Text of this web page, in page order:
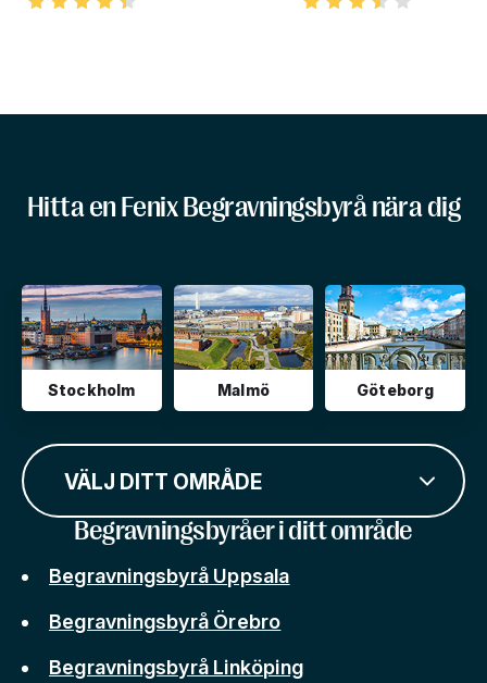
Hitta en Fenix Begravningsbyrå nära dig
Stockholm Malmö Göteborg
VÄLJ DITT OMRÅDE
Begravningsbyråer i ditt område
Begravningsbyrå Uppsala
Begravningsbyrå Örebro
Begravningsbyrå Linköping